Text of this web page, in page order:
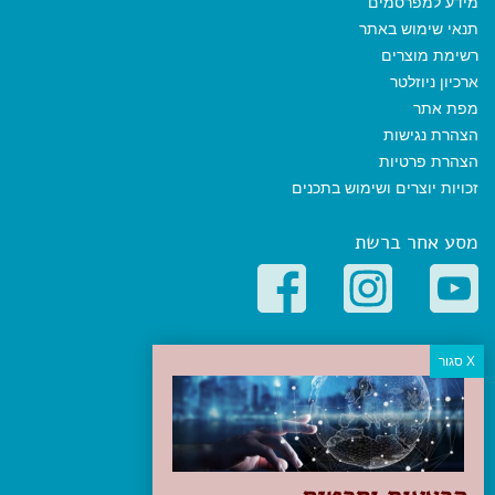
תנאי שימוש באתר
רשימת מוצרים
ארכיון ניוזלטר
מפת אתר
הצהרת נגישות
הצהרת פרטיות
זכויות יוצרים ושימוש בתכנים
מסע אחר ברשת
קטגוריות פופולריות
יעדים
טיולים בישראל
מלונות בוטיק בישראל
טיפים והמלצות